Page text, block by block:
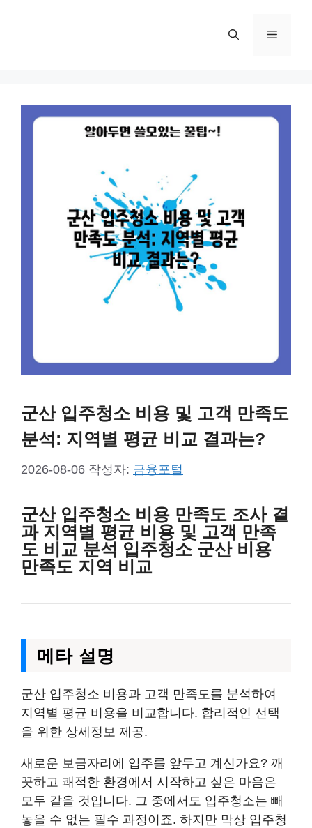
메
군산 입주청소 비용 및 고객 만족도
분석: 지역별 평균 비교 결과는?
2026-08-06 작성자: 금융포털
군산 입주청소 비용 만족도 조사 결
과 지역별 평균 비용 및 고객 만족
도 비교 분석 입주청소 군산 비용
만족도 지역 비교
메타 설명
군산 입주청소 비용과 고객 만족도를 분석하여
지역별 평균 비용을 비교합니다. 합리적인 선택
을 위한 상세정보 제공.
새로운 보금자리에 입주를 앞두고 계신가요? 깨
끗하고 쾌적한 환경에서 시작하고 싶은 마음은
모두 같을 것입니다. 그 중에서도 입주청소는 빼
놓을 수 없는 필수 과정이죠. 하지만 막상 입주청